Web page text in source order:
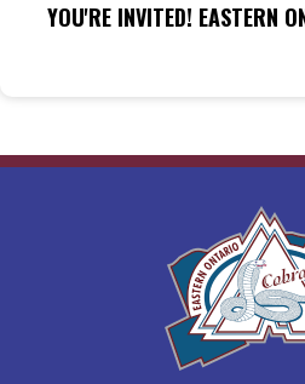
YOU'RE INVITED! EASTERN